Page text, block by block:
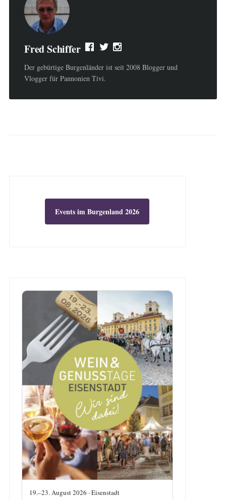
Fred Schiffer
Der gebürtige Burgenländer ist seit 2008 Blogger und
Vlogger für Pannonien Tivi.
Events im Burgenland 2026
19.–23. August 2026 · Eisenstadt